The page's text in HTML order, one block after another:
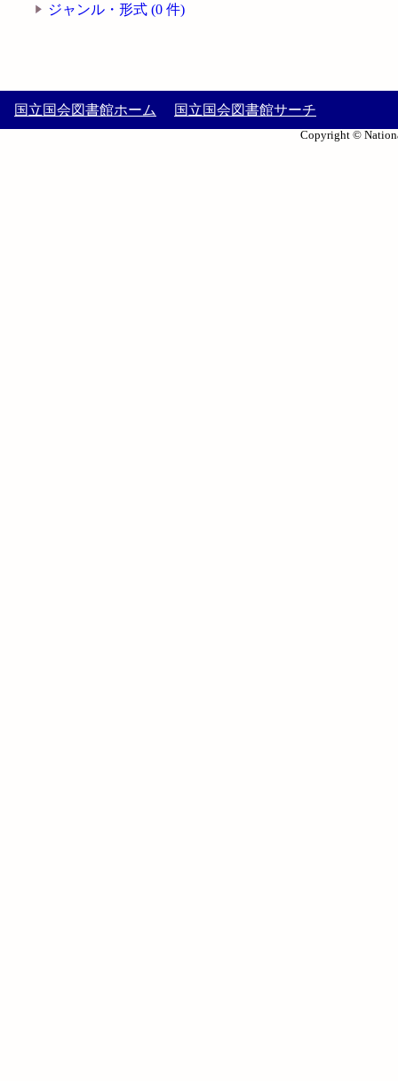
ジャンル・形式 (0 件)
国立国会図書館ホーム 国立国会図書館サーチ
Copyright ©